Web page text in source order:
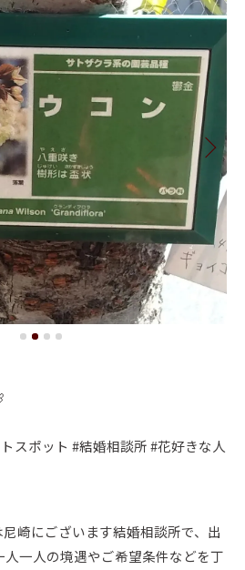
スポット #結婚相談所 #花好きな人
崎にございます結婚相談所で、出
一人の境遇やご希望条件などを丁